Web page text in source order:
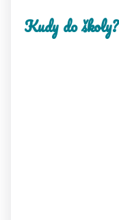
Kudy do školy?